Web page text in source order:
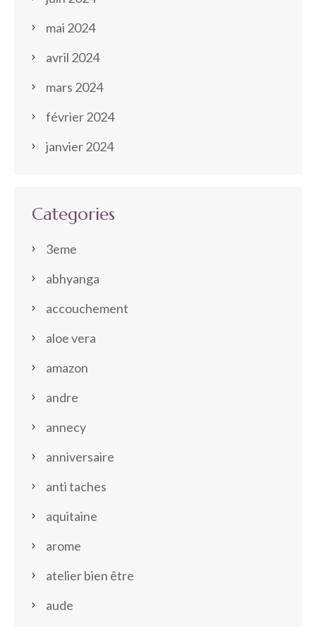
mai 2024
avril 2024
mars 2024
février 2024
janvier 2024
Categories
3eme
abhyanga
accouchement
aloe vera
amazon
andre
annecy
anniversaire
anti taches
aquitaine
arome
atelier bien être
aude